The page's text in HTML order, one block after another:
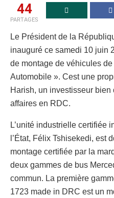
44
PARTAGES
Le Président de la
inauguré ce samedi 10 juin
de montage de véhicules
Automobile ». Cest une
Harish, un investisseur
affaires en RDC.
L’unité industrielle certifiée
l’État, Félix Tshisekedi, est
montage certifiée par la
deux gammes de bus
commun. La première
1723 made in DRC est un